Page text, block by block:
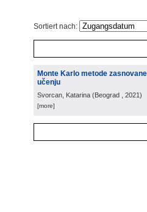
Sortiert nach:
Monte Karlo metode
učenju
Svorcan, Katarina (Beograd , 2021)
[more]